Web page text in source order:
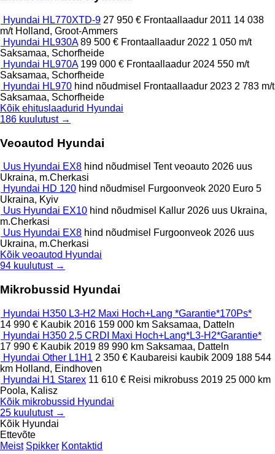
Hyundai HL770XTD-9 27 950 € Frontaallaadur 2011 14 038
m/t Holland, Groot-Ammers
Hyundai HL930A 89 500 € Frontaallaadur 2022 1 050 m/t
Saksamaa, Schorfheide
Hyundai HL970A 199 000 € Frontaallaadur 2024 550 m/t
Saksamaa, Schorfheide
Hyundai HL970 hind nõudmisel Frontaallaadur 2023 2 783 m/t
Saksamaa, Schorfheide
Kõik ehituslaadurid Hyundai
186 kuulutust →
Veoautod Hyundai
Uus Hyundai EX8 hind nõudmisel Tent veoauto 2026 uus
Ukraina, m.Cherkasi
Hyundai HD 120 hind nõudmisel Furgoonveok 2020 Euro 5
Ukraina, Kyiv
Uus Hyundai EX10 hind nõudmisel Kallur 2026 uus Ukraina,
m.Cherkasi
Uus Hyundai EX8 hind nõudmisel Furgoonveok 2026 uus
Ukraina, m.Cherkasi
Kõik veoautod Hyundai
94 kuulutust →
Mikrobussid Hyundai
Hyundai H350 L3-H2 Maxi Hoch+Lang *Garantie*170Ps*
14 990 € Kaubik 2016 159 000 km Saksamaa, Datteln
Hyundai H350 2,5 CRDI Maxi Hoch+Lang*L3-H2*Garantie*
17 990 € Kaubik 2019 89 990 km Saksamaa, Datteln
Hyundai Other L1H1 2 350 € Kaubareisi kaubik 2009 188 544
km Holland, Eindhoven
Hyundai H1 Starex 11 610 € Reisi mikrobuss 2019 25 000 km
Poola, Kalisz
Kõik mikrobussid Hyundai
25 kuulutust →
Kõik Hyundai
Ettevõte
Meist Spikker Kontaktid